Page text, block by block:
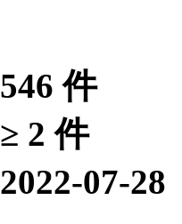
546 件
≥ 2 件
2022-07-28